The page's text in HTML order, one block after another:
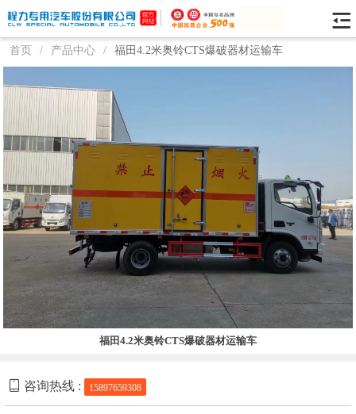
首页 / 产品中心 / 福田4.2米奥铃CTS爆破器材运输车
福田4.2米奥铃CTS爆破器材运输车
咨询热线 : 15897659308